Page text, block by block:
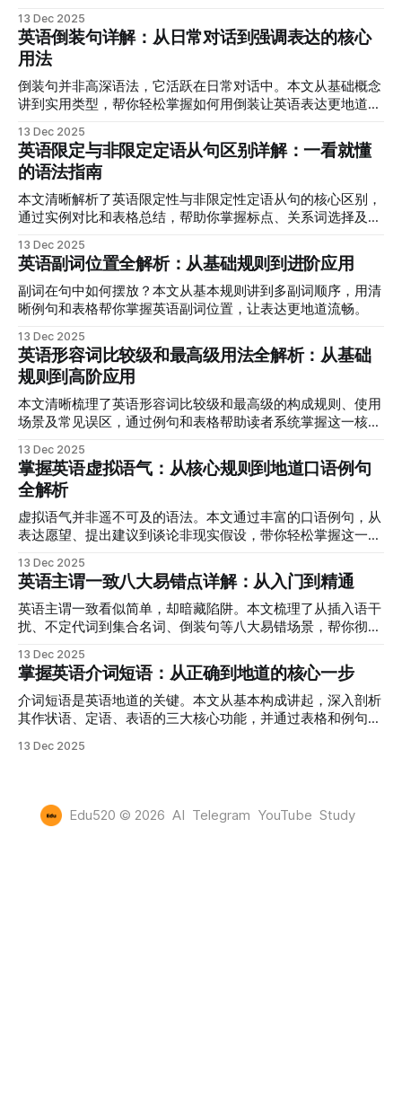
13 Dec 2025
英语倒装句详解：从日常对话到强调表达的核心
用法
倒装句并非高深语法，它活跃在日常对话中。本文从基础概念
讲到实用类型，帮你轻松掌握如何用倒装让英语表达更地道、
13 Dec 2025
英语限定与非限定定语从句区别详解：一看就懂
的语法指南
本文清晰解析了英语限定性与非限定性定语从句的核心区别，
通过实例对比和表格总结，帮助你掌握标点、关系词选择及实
13 Dec 2025
英语副词位置全解析：从基础规则到进阶应用
副词在句中如何摆放？本文从基本规则讲到多副词顺序，用清
晰例句和表格帮你掌握英语副词位置，让表达更地道流畅。
13 Dec 2025
英语形容词比较级和最高级用法全解析：从基础
规则到高阶应用
本文清晰梳理了英语形容词比较级和最高级的构成规则、使用
场景及常见误区，通过例句和表格帮助读者系统掌握这一核心
13 Dec 2025
掌握英语虚拟语气：从核心规则到地道口语例句
全解析
虚拟语气并非遥不可及的语法。本文通过丰富的口语例句，从
表达愿望、提出建议到谈论非现实假设，带你轻松掌握这一让
13 Dec 2025
英语主谓一致八大易错点详解：从入门到精通
英语主谓一致看似简单，却暗藏陷阱。本文梳理了从插入语干
扰、不定代词到集合名词、倒装句等八大易错场景，帮你彻底
13 Dec 2025
掌握英语介词短语：从正确到地道的核心一步
介词短语是英语地道的关键。本文从基本构成讲起，深入剖析
其作状语、定语、表语的三大核心功能，并通过表格和例句展
13 Dec 2025
Edu520 © 2026 AI Telegram YouTube Study